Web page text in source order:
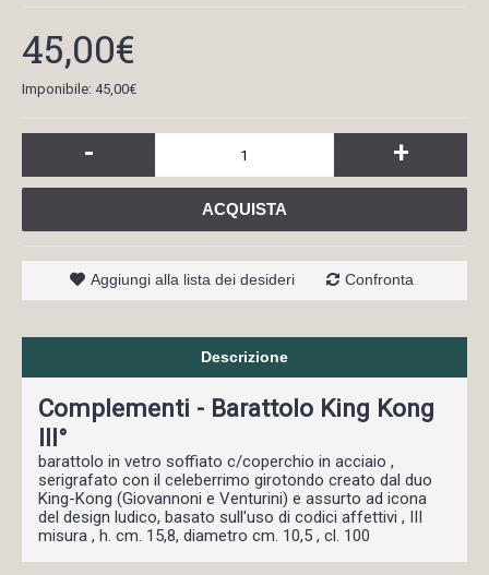
45,00€
Imponibile: 45,00€
- +
ACQUISTA
Aggiungi alla lista dei desideri Confronta
Descrizione
Complementi - Barattolo King Kong
III°
barattolo in vetro soffiato c/coperchio in acciaio ,
serigrafato con il celeberrimo girotondo creato dal duo
King-Kong (Giovannoni e Venturini) e assurto ad icona
del design ludico, basato sull'uso di codici affettivi , III
misura , h. cm. 15,8, diametro cm. 10,5 , cl. 100